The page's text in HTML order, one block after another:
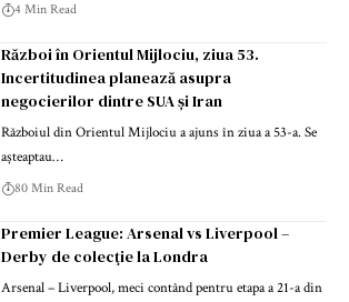
4 Min Read
Război în Orientul Mijlociu, ziua 53.
Incertitudinea planează asupra
negocierilor dintre SUA și Iran
Războiul din Orientul Mijlociu a ajuns în ziua a 53-a. Se
așteaptau…
80 Min Read
Premier League: Arsenal vs Liverpool –
Derby de colecţie la Londra
Arsenal – Liverpool, meci contând pentru etapa a 21-a din